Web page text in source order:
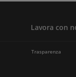
Lavora con
Trasparenza